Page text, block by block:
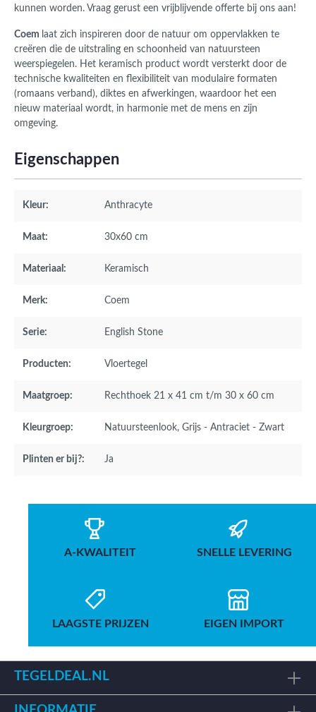
kunnen worden. Vraag gerust een vrijblijvende offerte bij ons aan!
Coem laat zich inspireren door de natuur om oppervlakken te
creëren die de uitstraling en schoonheid van natuursteen
weerspiegelen. Het keramisch product wordt versterkt door de
technische kwaliteiten en flexibiliteit van modulaire formaten
(romaans verband), diktes en afwerkingen, waardoor het een
nieuw materiaal wordt, in harmonie met de mens en zijn
omgeving.
Eigenschappen
Kleur: Anthracyte
Maat: 30x60 cm
Materiaal: Keramisch
Merk: Coem
Serie: English Stone
Producten: Vloertegel
Maatgroep: Rechthoek 21 x 41 cm t/m 30 x 60 cm
Kleurgroep: Natuursteenlook, Grijs - Antraciet - Zwart
Plinten er bij?: Ja
A-KWALITEIT SNELLE LEVERING
LAAGSTE PRIJZEN EIGEN IMPORT
TEGELDEAL.NL